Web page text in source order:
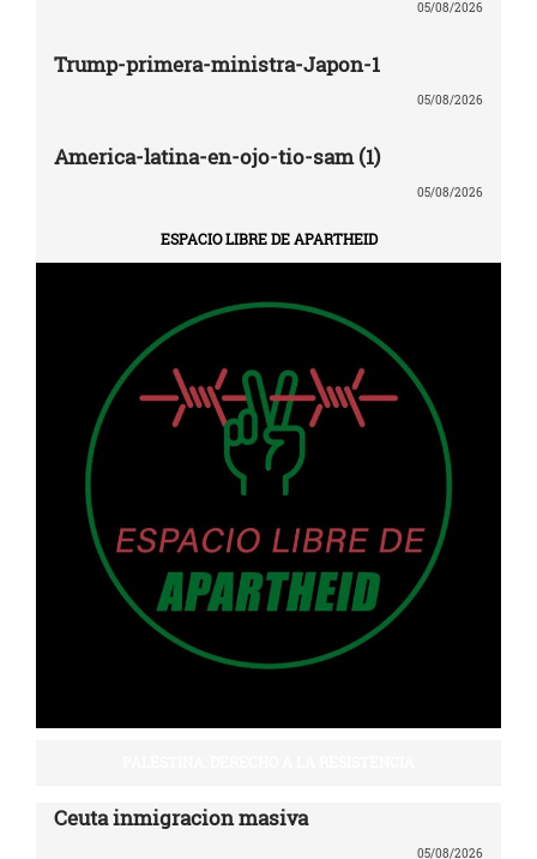
05/08/2026
Trump-primera-ministra-Japon-1
05/08/2026
America-latina-en-ojo-tio-sam (1)
05/08/2026
ESPACIO LIBRE DE APARTHEID
Ceuta inmigracion masiva
05/08/2026